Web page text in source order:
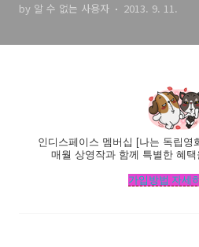
by 알 수 없는 사용자 2013. 9. 11.
인디스페이스 멤버십 [나는 독립영
매월 상영작과 함께 특별한 혜
가입방법 자세